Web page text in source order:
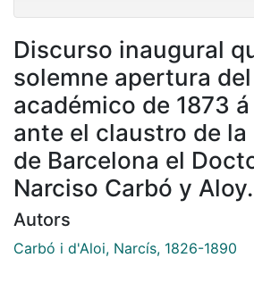
Discurso inaugural
solemne apertura
académico de 1873
ante el claustro de
de Barcelona el
Narciso Carbó y Aloy.
Autors
Carbó i d'Aloi, Narcís, 1826-1890